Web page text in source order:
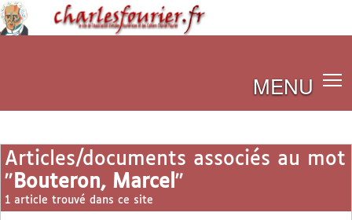
MENU
Articles/documents associés au mot
" Bouteron, Marcel "
1 article trouvé dans ce site